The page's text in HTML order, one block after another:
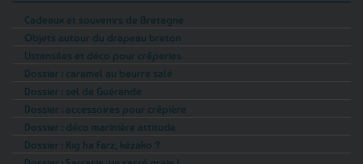
Cadeaux et souvenirs de Bretagne
Objets autour du drapeau breton
Ustensiles et déco pour crêperies
Dossier : caramel au beurre salé
Dossier : sel de Guérande
Dossier : accessoires pour crêpière
Dossier : déco marinière attitude
Dossier : Kig ha Farz, kézako ?